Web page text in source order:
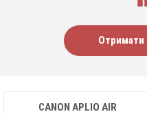
Отримати
CANON APLIO AIR